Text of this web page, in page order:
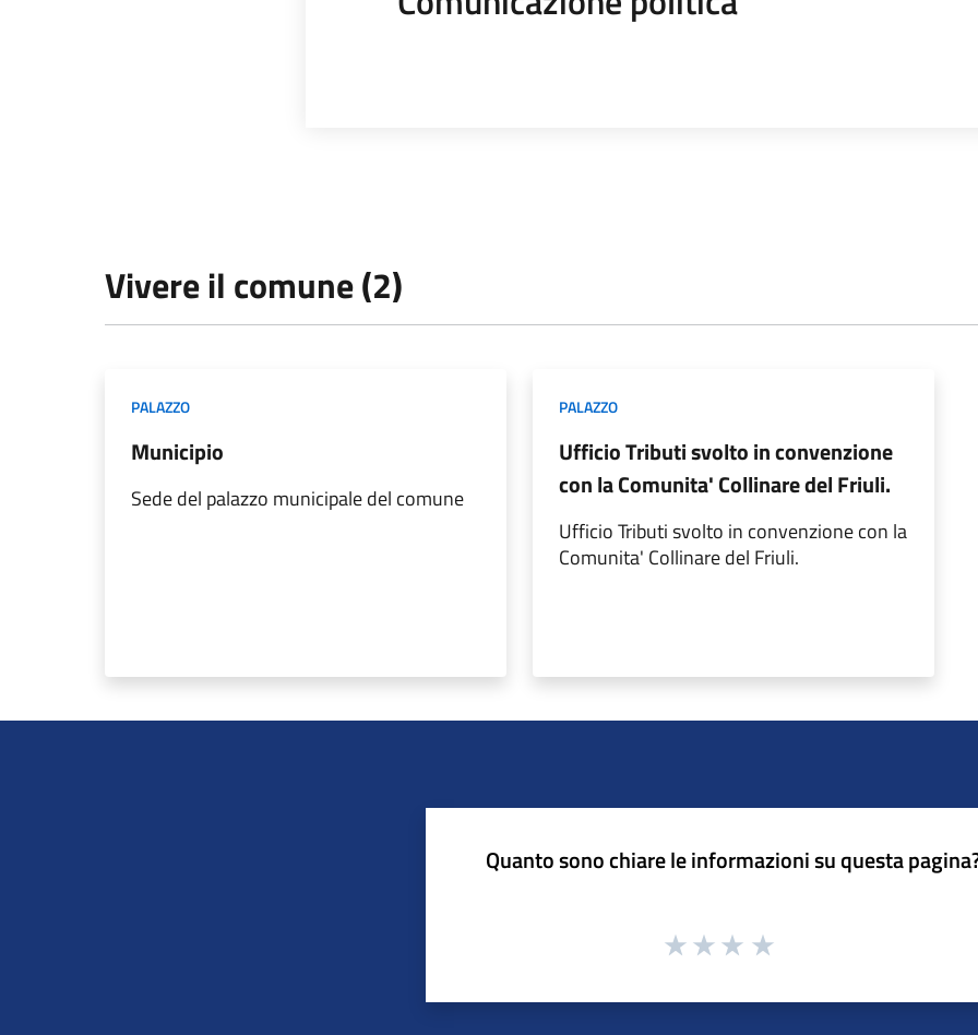
Vivere il comune (2)
PALAZZO
Municipio
Sede del palazzo municipale del comune
PALAZZO
Ufficio Tributi svolto in convenzione
con la Comunita' Collinare del Friuli.
Ufficio Tributi svolto in convenzione con la
Comunita' Collinare del Friuli.
Quanto sono chiare le informazioni su questa